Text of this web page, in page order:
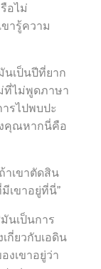
อไม่
ขารู้ความ
นเป็นปีที่ยาก
ที่ไม่พูดภาษา
รไปพบปะ
คุณหากนี่คือ
าเขาตัดสิน
เขาอยู่ที่นี่”
มันเป็นการ
กี่ยวกับเอดิน
งเขาอยู่ว่า